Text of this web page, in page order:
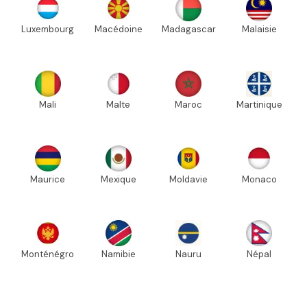
Luxembourg Macédoine Madagascar Malaisie
Mali Malte Maroc Martinique
Maurice Mexique Moldavie Monaco
Monténégro Namibie Nauru Népal